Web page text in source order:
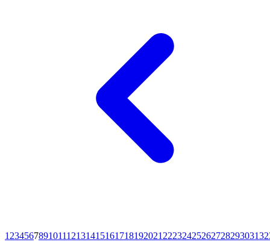
1 23456789101112131415161718192021 2223242526272829303132